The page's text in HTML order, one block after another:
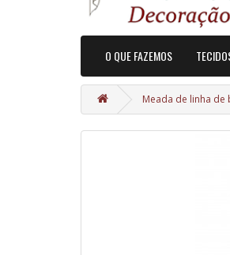
O QUE FAZEMOS
Meada de linha